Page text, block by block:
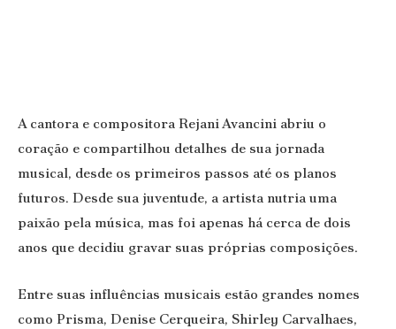
A cantora e compositora Rejani Avancini abriu o
coração e compartilhou detalhes de sua jornada
musical, desde os primeiros passos até os planos
futuros. Desde sua juventude, a artista nutria uma
paixão pela música, mas foi apenas há cerca de dois
anos que decidiu gravar suas próprias composições.
Entre suas influências musicais estão grandes nomes
como Prisma, Denise Cerqueira, Shirley Carvalhaes,